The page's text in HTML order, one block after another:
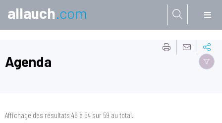
allauch.com
Agenda
Affichage des résultats 46 à 54 sur 59 au total.